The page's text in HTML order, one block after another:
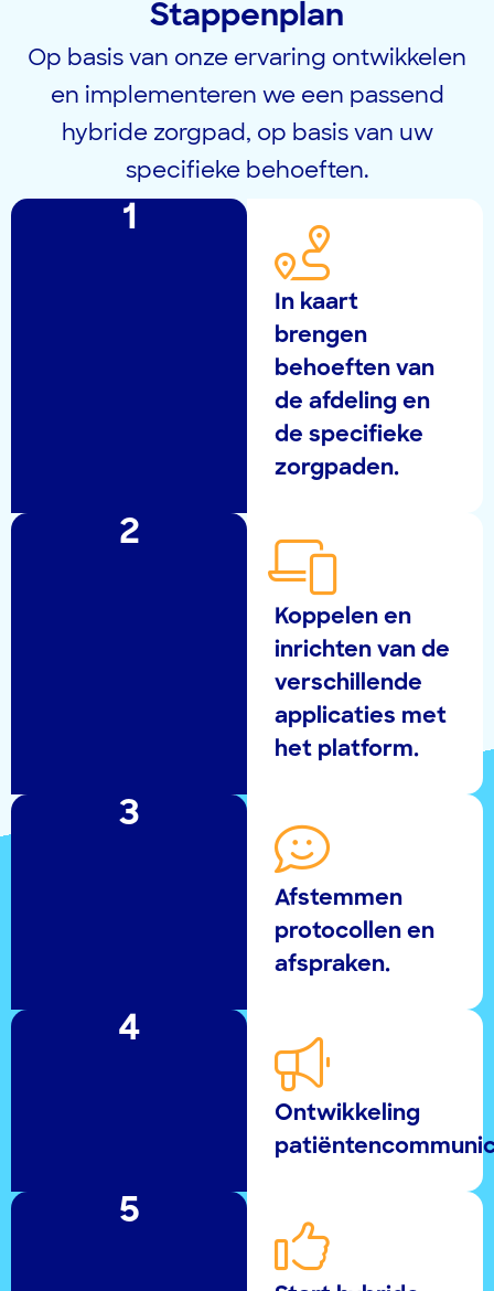
Stappenplan
Op basis van onze ervaring ontwikkelen
en implementeren we een passend
hybride zorgpad, op basis van uw
specifieke behoeften.
1
In kaart
brengen
behoeften van
de afdeling en
de specifieke
zorgpaden.
2
Koppelen en
inrichten van de
verschillende
applicaties met
het platform.
3
Afstemmen
protocollen en
afspraken.
4
Ontwikkeling
5